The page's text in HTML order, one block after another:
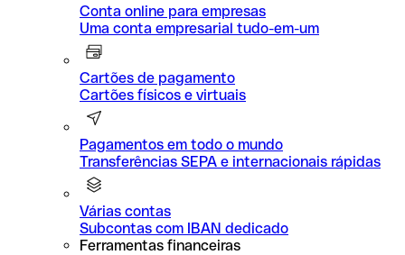
Conta online para empresas
Uma conta empresarial tudo-em-um
Cartões de pagamento
Cartões físicos e virtuais
Pagamentos em todo o mundo
Transferências SEPA e internacionais rápidas
Várias contas
Subcontas com IBAN dedicado
Ferramentas financeiras